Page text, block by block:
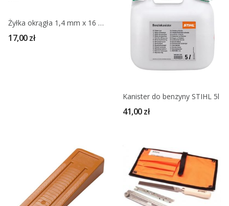
Żyłka okrągła 1,4 mm x 16 m STIHL
17,00 zł
Kanister do benzyny STIHL 5l
41,00 zł